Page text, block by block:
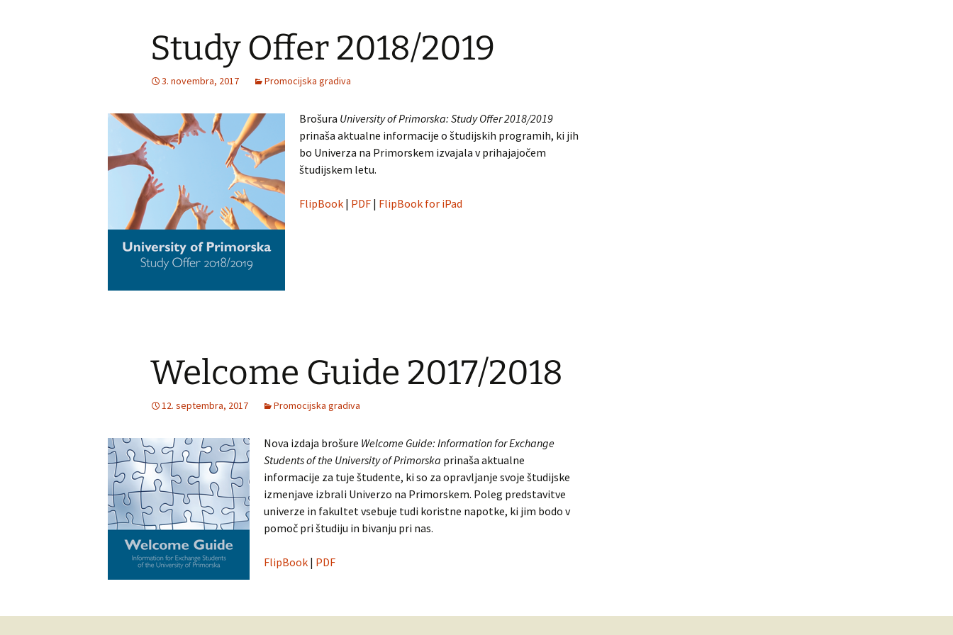
Study Offer 2018/2019
3. novembra, 2017 Promocijska gradiva
Brošura University of Primorska: Study Offer 2018/2019
prinaša aktualne informacije o študijskih programih, ki jih
bo Univerza na Primorskem izvajala v prihajajočem
študijskem letu.
FlipBook | PDF | FlipBook for iPad
Welcome Guide 2017/2018
12. septembra, 2017 Promocijska gradiva
Nova izdaja brošure Welcome Guide: Information for Exchange
Students of the University of Primorska prinaša aktualne
informacije za tuje študente, ki so za opravljanje svoje študijske
izmenjave izbrali Univerzo na Primorskem. Poleg predstavitve
univerze in fakultet vsebuje tudi koristne napotke, ki jim bodo v
pomoč pri študiju in bivanju pri nas.
FlipBook | PDF